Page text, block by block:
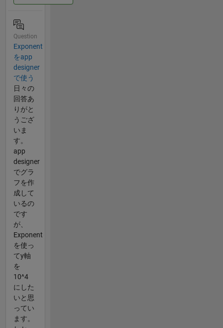
Question
Exponent
をapp
designer
で使う
日々の
回答あ
りがと
うござ
いま
す。
app
designer
でグラ
フを作
成して
いるの
です
が、
Exponent
を使っ
てy軸
を
10^4
にした
いと思
ってい
ます。